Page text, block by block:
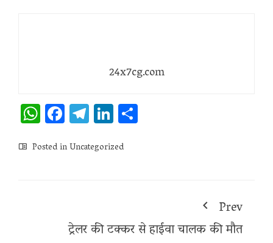
24x7cg.com
WhatsApp
Facebook
Telegram
LinkedIn
Posted inUncategorized
Prev
ट्रेलर की टक्कर से हाईवा चालक की मौत